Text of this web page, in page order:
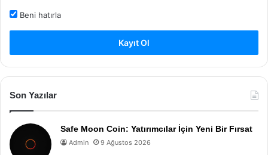
Beni hatırla
Kayıt Ol
Son Yazılar
Safe Moon Coin: Yatırımcılar İçin Yeni Bir Fırsat
Admin 9 Ağustos 2026